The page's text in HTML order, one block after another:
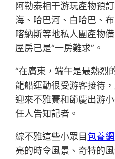
阿勒泰相干游玩產物預
海、哈巴河、白哈巴、
喀納斯等地私人團產物
屋房已是“一房難求”。
“在廣東，端午是最熱烈
龍船運動很受游客接待
迎來不雅賽和節慶出游
任人告知記者。
綜不雅這些小眾目包養網
亮的時令風景、奇特的